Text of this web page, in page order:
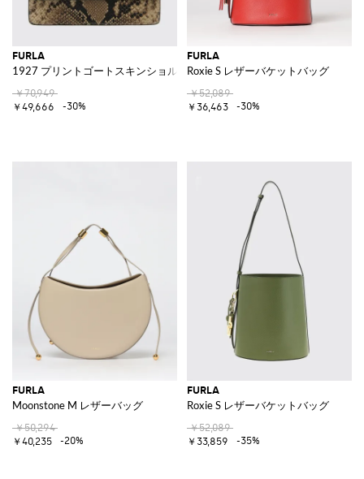
FURLA
1927 プリントゴートスキンショルダーバッグ
￥70,949
￥49,666
-30%
FURLA
Roxie S レザーバケットバッグ
￥52,089
￥36,463
-30%
FURLA
Moonstone M レザーバッグ
￥50,294
￥40,235
-20%
FURLA
Roxie S レザーバケットバッグ
￥52,089
￥33,859
-35%